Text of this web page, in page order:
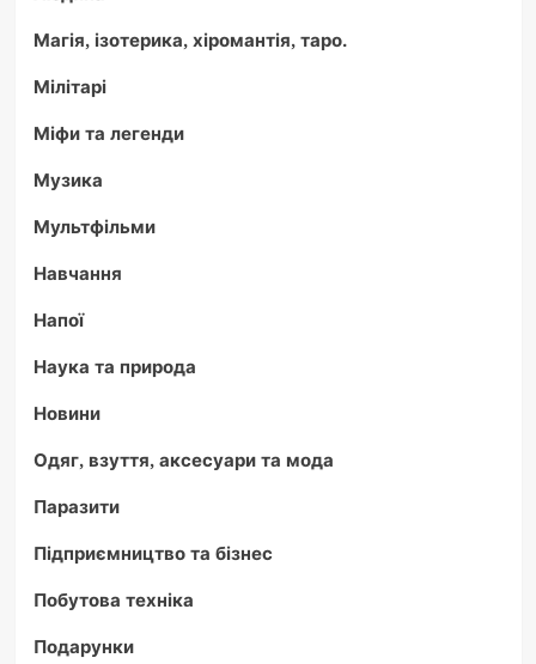
Магія, ізотерика, хіромантія, таро.
Мілітарі
Міфи та легенди
Музика
Мультфільми
Навчання
Напої
Наука та природа
Новини
Одяг, взуття, аксесуари та мода
Паразити
Підприємництво та бізнес
Побутова техніка
Подарунки